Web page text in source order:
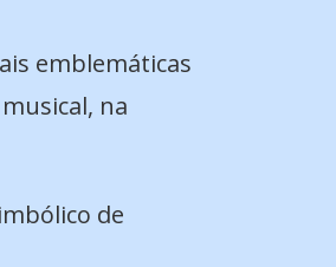
emblemáticas
na
de